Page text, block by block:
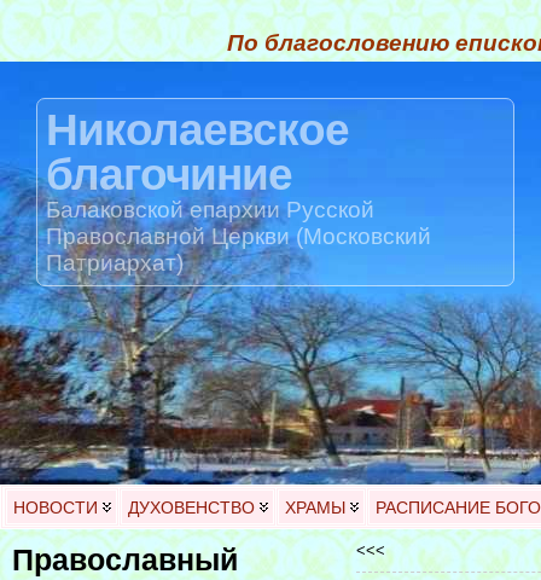
По благословению
Николаевское
благочиние
Балаковской епархии Русской
Православной Церкви (Московский
Патриархат)
НОВОСТИ ДУХОВЕНСТВО ХРАМЫ РАСПИСАНИЕ
Православный
<<<